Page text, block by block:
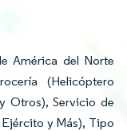
América del Norte
(Helicóptero
Otros), Servicio de
Ejército y Más), Tipo